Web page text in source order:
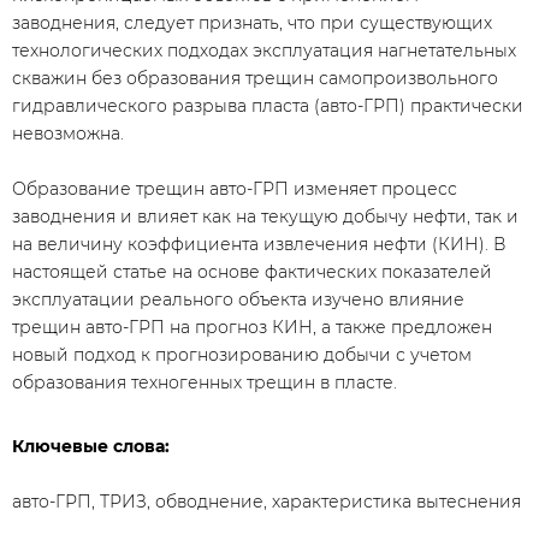
заводнения, следует признать, что при существующих
технологических подходах эксплуатация нагнетательных
скважин без образования трещин самопроизвольного
гидравлического разрыва пласта (авто-ГРП) практически
невозможна.
Образование трещин авто-ГРП изменяет процесс
заводнения и влияет как на текущую добычу нефти, так и
на величину коэффициента извлечения нефти (КИН). В
настоящей статье на основе фактических показателей
эксплуатации реального объекта изучено влияние
трещин авто-ГРП на прогноз КИН, а также предложен
новый подход к прогнозированию добычи с учетом
образования техногенных трещин в пласте.
Ключевые слова:
авто-ГРП, ТРИЗ, обводнение, характеристика вытеснения